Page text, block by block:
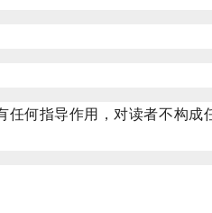
何指导作用，对读者不构